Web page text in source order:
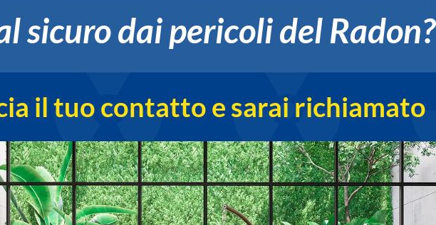
sicuro dai pericoli del Radon?
il tuo contatto e sarai richiamato